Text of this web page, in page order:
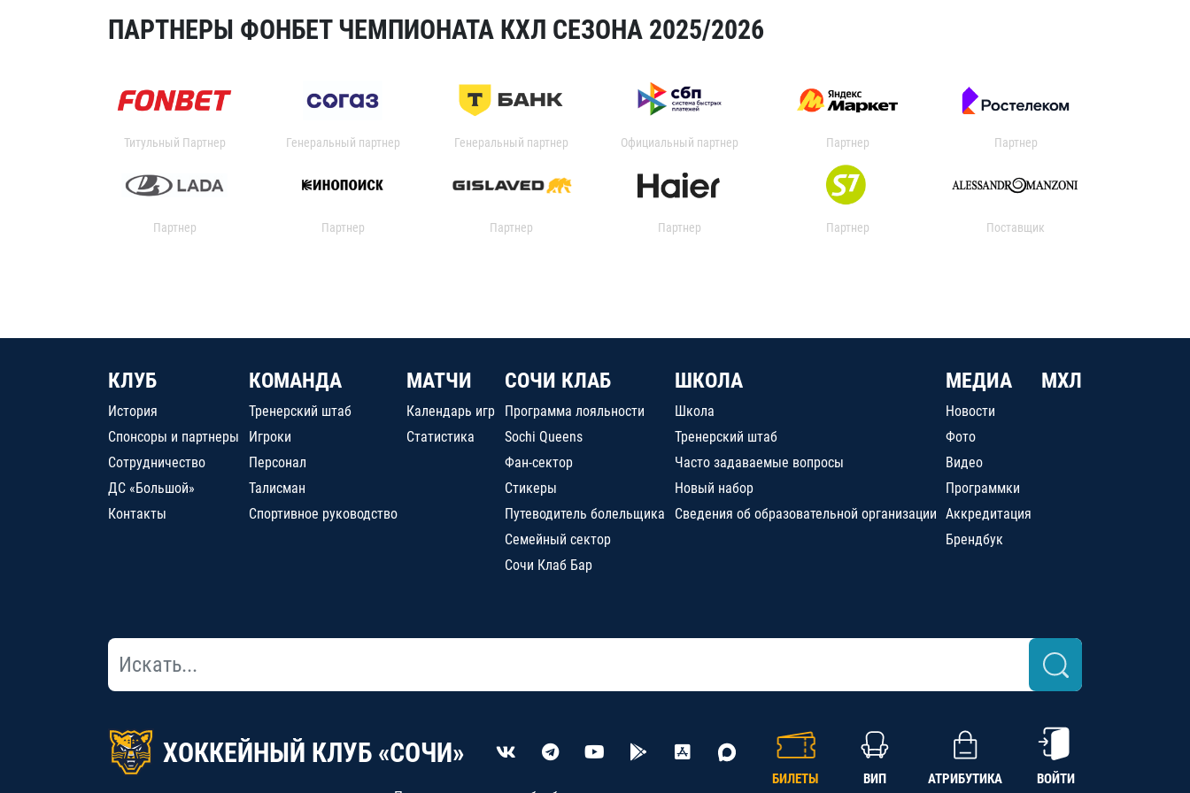
ПАРТНЕРЫ ФОНБЕТ ЧЕМПИОНАТА КХЛ СЕЗОНА 2025/2026
Титульный Партнер Генеральный партнер Генеральный партнер Официальный партнер Партнер Партнер
Партнер Партнер Партнер Партнер Партнер Поставщик
КЛУБ
История
Спонсоры и партнеры
Сотрудничество
ДС «Большой»
Контакты
КОМАНДА
Тренерский штаб
Игроки
Персонал
Талисман
Спортивное руководство
МАТЧИ
Календарь игр
Статистика
СОЧИ КЛАБ
Программа лояльности
Sochi Queens
Фан-сектор
Стикеры
Путеводитель болельщика
Семейный сектор
Сочи Клаб Бар
ШКОЛА
Школа
Тренерский штаб
Часто задаваемые вопросы
Новый набор
Сведения об образовательной организации
МЕДИА
Новости
Фото
Видео
Программки
Аккредитация
Брендбук
МХЛ
ХОККЕЙНЫЙ КЛУБ «СОЧИ»
БИЛЕТЫ ВИП АТРИБУТИКА ВОЙТИ